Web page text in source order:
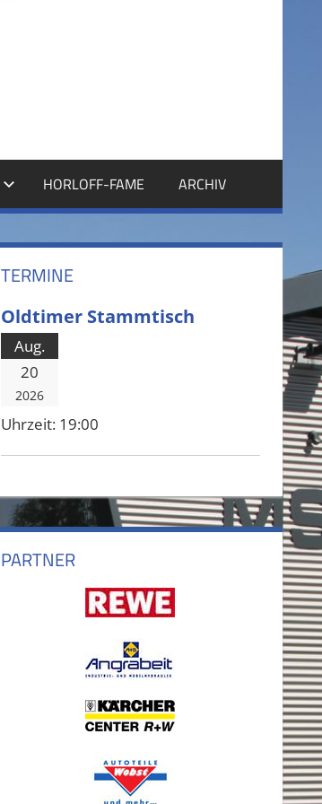
HORLOFF-FAME ARCHIV
TERMINE
Oldtimer Stammtisch
Aug.
20
2026
Uhrzeit: 19:00
PARTNER